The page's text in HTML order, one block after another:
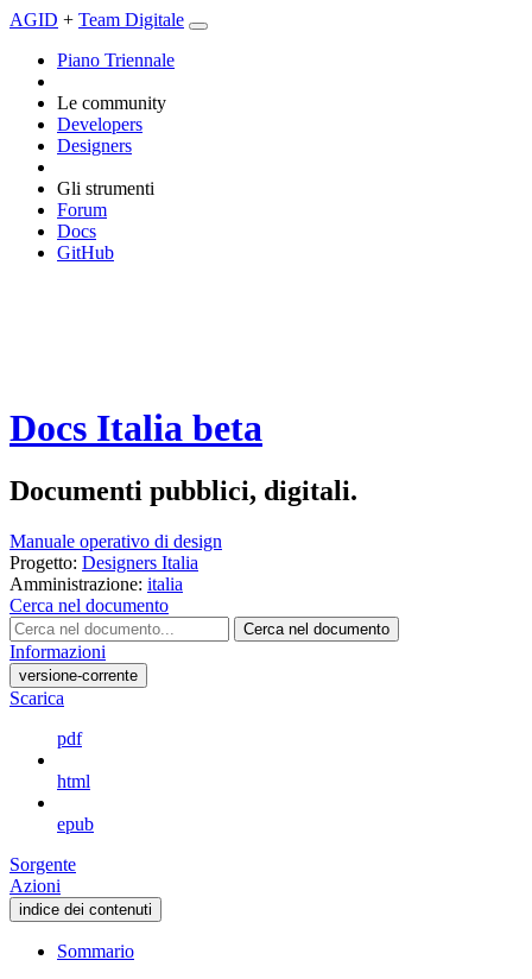
AGID + Team Digitale
Piano Triennale
Le community
Developers
Designers
Gli strumenti
Forum
Docs
GitHub
Docs Italia beta
Documenti pubblici, digitali.
Manuale operativo di design
Progetto: Designers Italia
Amministrazione: italia
Cerca nel documento
Cerca nel documento
Informazioni
versione-corrente
Scarica
pdf
html
epub
Sorgente
Azioni
indice dei contenuti
Sommario